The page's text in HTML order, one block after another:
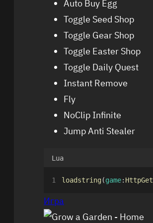
Auto Buy Egg
Toggle Seed Shop
Toggle Gear Shop
Toggle Easter Shop
Toggle Daily Quest
Instant Remove
Fly
NoClip Infinite
Jump Anti Stealer
Lua
loadstring(game: HttpGet
Игра